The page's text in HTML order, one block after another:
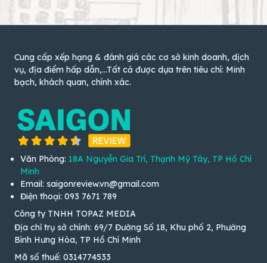
Cung cấp xếp hạng & đánh giá các cơ sở kinh doanh, dịch
vụ, địa điểm hấp dẫn,...Tất cả được dựa trên tiêu chí: Minh
bạch, khách quan, chính xác.
Văn Phòng: 18A Nguyễn Gia Trí, Thạnh Mỹ Tây, TP Hồ Chí
Minh
Email: saigonreview.vn@gmail.com
Điện thoại: 093 7671 789
Công ty TNHH TOPAZ MEDIA
Địa chỉ trụ sở chính: 69/7 Đường Số 18, Khu phố 2, Phường
Bình Hưng Hòa, TP Hồ Chí Minh
Mã số thuế: 0314774533